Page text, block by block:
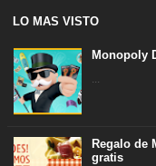
LO MAS VISTO
Monopoly
...
Regalo de
gratis